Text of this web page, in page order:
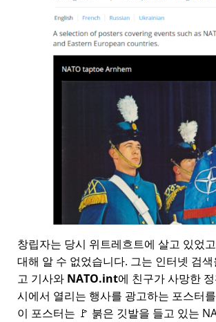
창립자는 당시 위트레흐트에 살고 있었
대해 알 수 없었습니다. 그는 인터넷 검
고 기사와 NATO.int에 친구가 사망한
시에서 열리는 행사를 광고하는 포스터
이 포스터는 🚩 붉은 깃발을 들고 있는